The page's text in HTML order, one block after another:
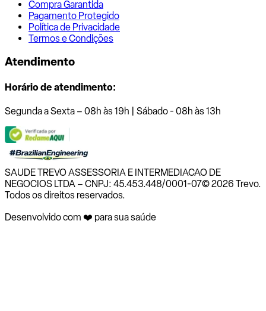
Compra Garantida
Pagamento Protegido
Política de Privacidade
Termos e Condições
Atendimento
Horário de atendimento:
Segunda a Sexta – 08h às 19h | Sábado - 08h às 13h
SAUDE TREVO ASSESSORIA E INTERMEDIACAO DE
NEGOCIOS LTDA – CNPJ: 45.453.448/0001-07© 2026 Trevo.
Todos os direitos reservados.
Desenvolvido com ❤️ para sua saúde